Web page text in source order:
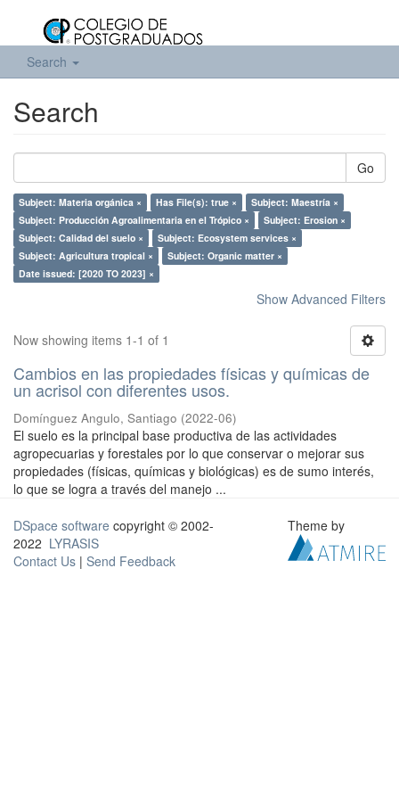
Search
Search
Go
Subject: Materia orgánica × Has File(s): true ×
Subject: Maestría ×
Subject: Producción Agroalimentaria en el Trópico ×
Subject: Erosion ×
Subject: Calidad del suelo ×
Subject: Ecosystem services ×
Subject: Agricultura tropical ×
Subject: Organic matter ×
Date issued: [2020 TO 2023] ×
Show Advanced Filters
Now showing items 1-1 of 1
Cambios en las propiedades físicas y químicas de
un acrisol con diferentes usos.
Domínguez Angulo, Santiago (2022-06)
El suelo es la principal base productiva de las actividades
agropecuarias y forestales por lo que conservar o mejorar sus
propiedades (físicas, químicas y biológicas) es de sumo interés,
lo que se logra a través del manejo ...
DSpace software copyright © 2002-
2022 LYRASIS
Contact Us | Send Feedback
Theme by